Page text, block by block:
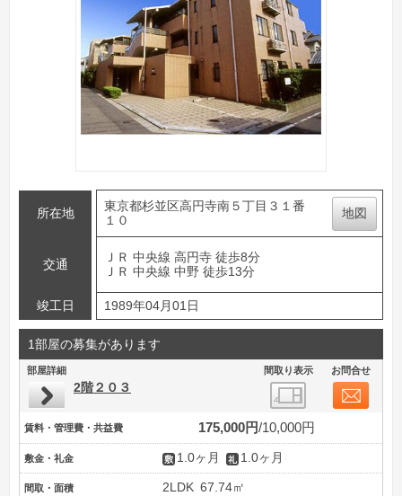
所在地
東京都杉並区高円寺南５丁目３１番
１０
地図
交通
ＪＲ 中央線 高円寺 徒歩8分
ＪＲ 中央線 中野 徒歩13分
竣工日 1989年04月01日
1部屋の募集があります
部屋詳細 間取り表示 お問合せ
2階２０３
賃料・管理費・共益費 175,000円 10,000円
敷金・礼金 1.0ヶ月 1.0ヶ月
間取・面積 2LDK 67.74㎡